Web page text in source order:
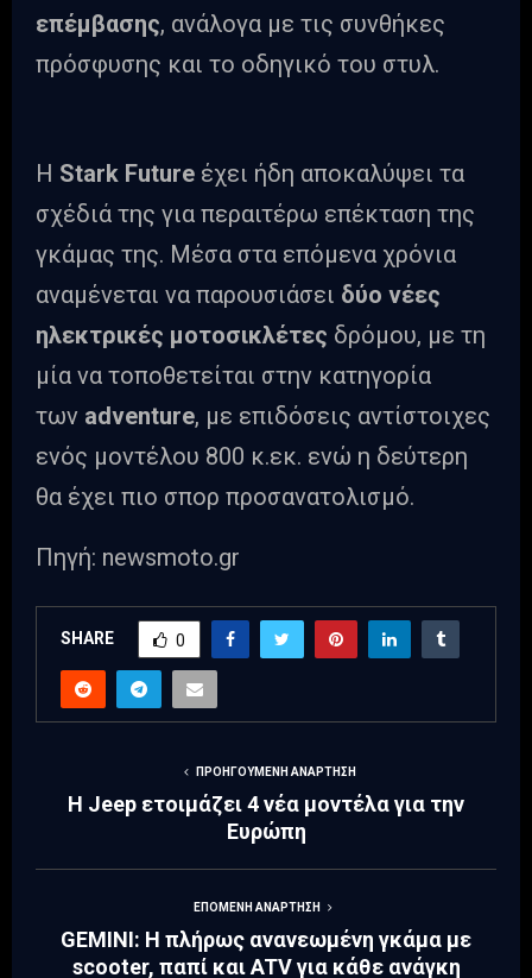
επέμβασης, ανάλογα με τις συνθήκες
πρόσφυσης και το οδηγικό του στυλ.
Η Stark Future έχει ήδη αποκαλύψει τα
σχέδιά της για περαιτέρω επέκταση της
γκάμας της. Μέσα στα επόμενα χρόνια
αναμένεται να παρουσιάσει δύο νέες
ηλεκτρικές μοτοσικλέτες δρόμου, με τη
μία να τοποθετείται στην κατηγορία
των adventure, με επιδόσεις αντίστοιχες
ενός μοντέλου 800 κ.εκ. ενώ η δεύτερη
θα έχει πιο σπορ προσανατολισμό.
Πηγή: newsmoto.gr
SHARE 0
ΠΡΟΗΓΟΎΜΕΝΗ ΑΝΆΡΤΗΣΗ
Η Jeep ετοιμάζει 4 νέα μοντέλα για την
Ευρώπη
ΕΠΌΜΕΝΗ ΑΝΆΡΤΗΣΗ
GEMINI: Η πλήρως ανανεωμένη γκάμα με
scooter, παπί και ATV για κάθε ανάγκη